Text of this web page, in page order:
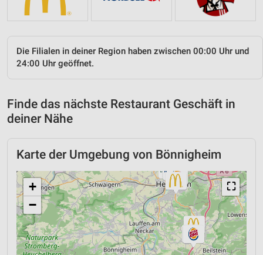
Die Filialen in deiner Region haben zwischen 00:00 Uhr und
24:00 Uhr geöffnet.
Finde das nächste Restaurant Geschäft in
deiner Nähe
Karte der Umgebung von Bönnigheim
⛶
+
−